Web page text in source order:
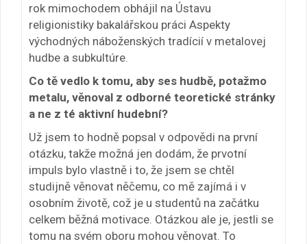
rok mimochodem obhájil na Ústavu
religionistiky bakalářskou práci Aspekty
východných náboženských tradícií v metalovej
hudbe a subkultúre.
Co tě vedlo k tomu, aby ses hudbě, potažmo
metalu, věnoval z odborné teoretické stránky
a ne z té aktivní hudební?
Už jsem to hodně popsal v odpovědi na první
otázku, takže možná jen dodám, že prvotní
impuls bylo vlastně i to, že jsem se chtěl
studijně věnovat něčemu, co mě zajímá i v
osobním životě, což je u studentů na začátku
celkem běžná motivace. Otázkou ale je, jestli se
tomu na svém oboru mohou věnovat. To